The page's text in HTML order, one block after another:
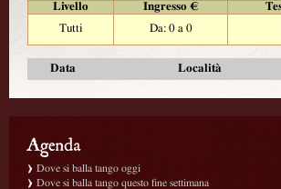
Livello
Ingresso €
Tutti
Da: 0 a 0
Data Località
Dove si balla tango oggi
Dove si balla tango questo fine settimana